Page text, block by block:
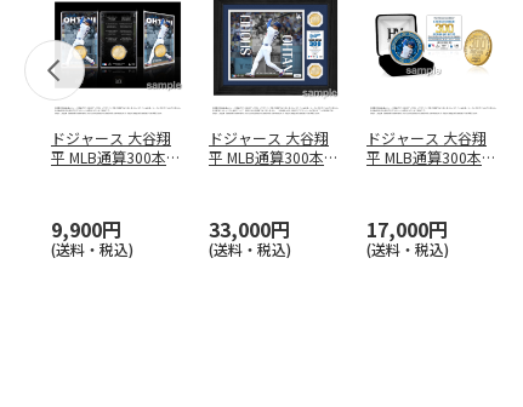
ドジャース 大谷翔
平 MLB通算300本塁
9,900円
(送料・税込)
ドジャース 大谷翔
平 MLB通算300本塁
33,000円
(送料・税込)
ドジャース 大谷翔
平 MLB通算300本塁
17,000円
(送料・税込)